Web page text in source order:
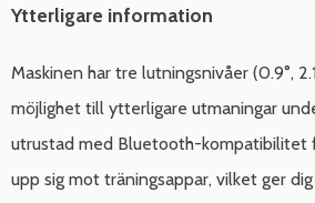
Ytterligare information
Maskinen har tre lutningsnivåer (0.9°,
möjlighet till ytterligare utmaningar
utrustad med Bluetooth-kompatibilitet
upp sig mot träningsappar, vilket ger